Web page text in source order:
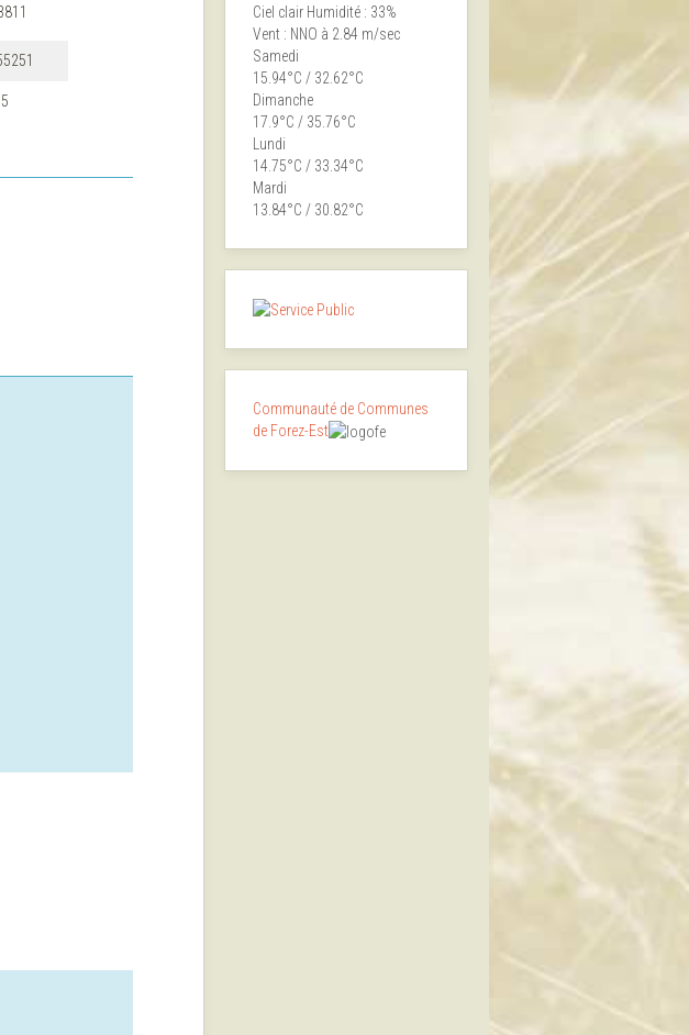
Ciel clair Humidité : 33%
Vent : NNO à 2.84 m/sec
Samedi
15.94°C / 32.62°C
Dimanche
17.9°C / 35.76°C
Lundi
14.75°C / 33.34°C
Mardi
13.84°C / 30.82°C
Communauté de Communes
de Forez-Est